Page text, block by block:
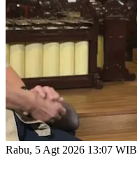
Rabu, 5 Agt 2026 13:07 WIB